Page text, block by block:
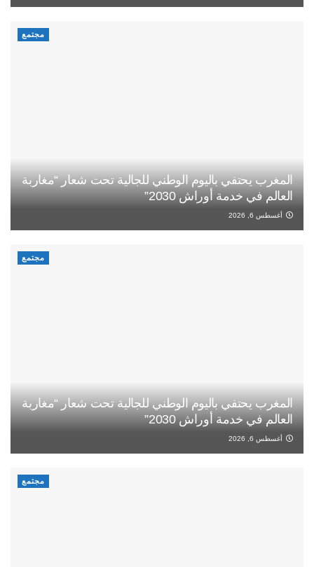
مجتمع
المغرب يحتفي باليوم الوطني للجالية تحت شعار “مغاربة
العالم في خدمة أوراش 2030”
أغسطس 6, 2026
مجتمع
المغرب يحتفي باليوم الوطني للجالية تحت شعار “مغاربة
العالم في خدمة أوراش 2030”
أغسطس 6, 2026
مجتمع